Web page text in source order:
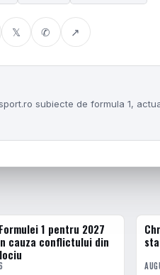
𝕏 ✆ ↗
subiecte de formula 1,
1 pentru 2027
cauza conflictului din